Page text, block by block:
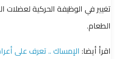
تغيير في الوظيفة الحركية
الطعام.
اقرأ أيضا: الإمساك .. تعرف على